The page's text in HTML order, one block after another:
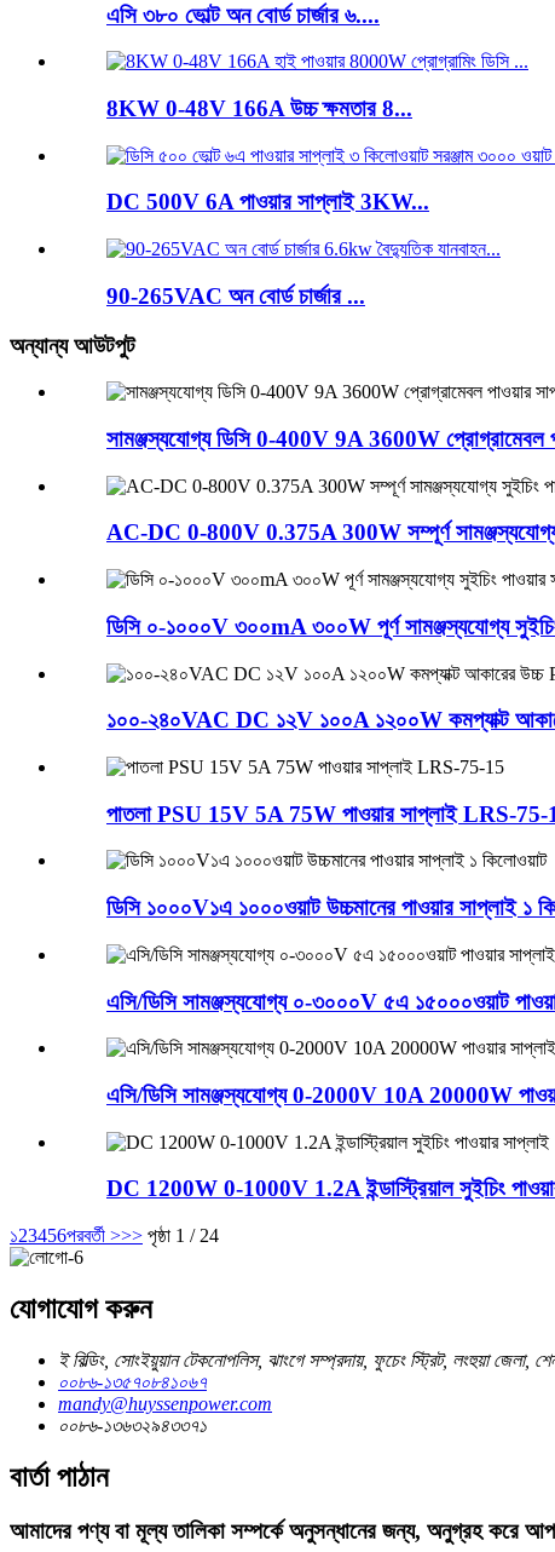
এসি ৩৮০ ভোল্ট অন বোর্ড চার্জার ৬....
8KW 0-48V 166A উচ্চ ক্ষমতার 8...
DC 500V 6A পাওয়ার সাপ্লাই 3KW...
90-265VAC অন বোর্ড চার্জার ...
অন্যান্য আউটপুট
সামঞ্জস্যযোগ্য ডিসি 0-400V 9A 3600W প্রোগ্রামেবল
AC-DC 0-800V 0.375A 300W সম্পূর্ণ সামঞ্জস্যযোগ্য
ডিসি ০-১০০০V ৩০০mA ৩০০W পূর্ণ সামঞ্জস্যযোগ্য
১০০-২৪০VAC DC ১২V ১০০A ১২০০W কমপ্যাক্ট
পাতলা PSU 15V 5A 75W পাওয়ার সাপ্লাই LRS-75-
ডিসি ১০০০V১এ ১০০০ওয়াট উচ্চমানের পাওয়ার সাপ্লাই ১
এসি/ডিসি সামঞ্জস্যযোগ্য ০-৩০০০V ৫এ ১৫০০০ওয়াট
এসি/ডিসি সামঞ্জস্যযোগ্য 0-2000V 10A 20000W
DC 1200W 0-1000V 1.2A ইন্ডাস্ট্রিয়াল সুইচিং
১23456পরবর্তী >>> পৃষ্ঠা 1 / 24
যোগাযোগ করুন
ই বিল্ডিং, সোংইয়ুয়ান টেকনোপলিস, ঝাংগে সম্প্রদায়, ফুচেং স্ট্রিট, লংহুয়া জেলা,
০০৮৬-১৩৫৭০৮৪১০৬৭
mandy@huyssenpower.com
০০৮৬-১৩৬৩২৯৪৩৩৭১
বার্তা পাঠান
আমাদের পণ্য বা মূল্য তালিকা সম্পর্কে অনুসন্ধানের জন্য, অনুগ্রহ করে